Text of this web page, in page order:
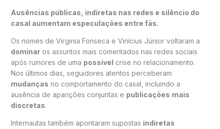
Ausências públicas, indiretas nas redes e silêncio do
casal aumentam especulações entre fãs.
Os nomes de Virginia Fonseca e Vinícius Júnior voltaram a
dominaros assuntos mais comentados nas redes sociais
após rumores de uma possível crise no relacionamento.
Nos últimos dias, seguidores atentos perceberam
mudanças no comportamento do casal, incluindo a
ausência de aparições conjuntas e publicações mais
discretas.
Internautas também apontaram supostas indiretas